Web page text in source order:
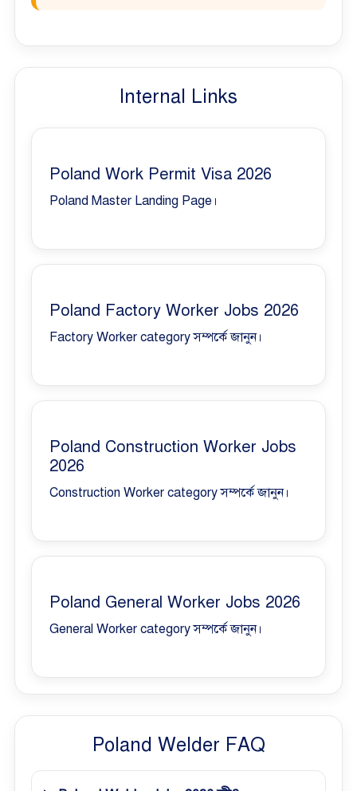
Internal Links
Poland Work Permit Visa 2026
Poland Master Landing Page।
Poland Factory Worker Jobs 2026
Factory Worker category সম্পর্কে জানুন।
Poland Construction Worker Jobs
2026
Construction Worker category সম্পর্কে জানুন।
Poland General Worker Jobs 2026
General Worker category সম্পর্কে জানুন।
Poland Welder FAQ